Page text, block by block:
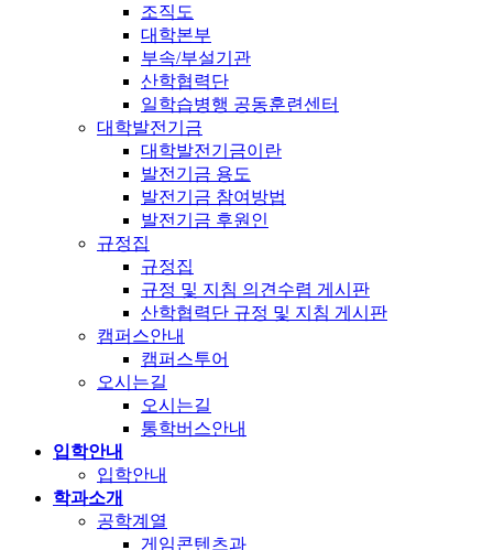
조직도
대학본부
부속/부설기관
산학협력단
일학습병행 공동훈련센터
대학발전기금
대학발전기금이란
발전기금 용도
발전기금 참여방법
발전기금 후원인
규정집
규정집
규정 및 지침 의견수렴 게시판
산학협력단 규정 및 지침 게시판
캠퍼스안내
캠퍼스투어
오시는길
오시는길
통학버스안내
입학안내
입학안내
학과소개
공학계열
게임콘텐츠과